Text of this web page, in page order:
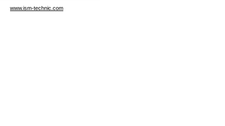
www.ism-technic.com